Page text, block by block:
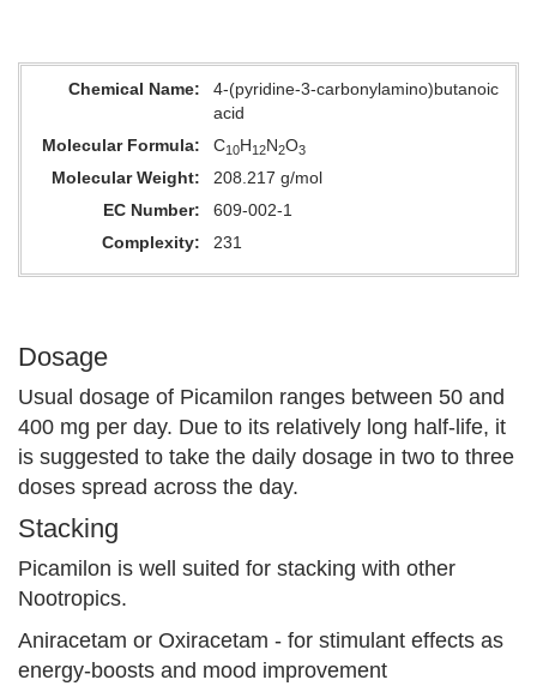
Chemical Name
4-(pyridine-3-carbonylamino)butanoic
acid
Molecular Formula
C10H12N2O3
Molecular Weight
208.217 g/mol
EC Number
609-002-1
Complexity
231
Dosage
Usual dosage of Picamilon ranges between 50 and
400 mg per day. Due to its relatively long half-life, it
is suggested to take the daily dosage in two to three
doses spread across the day.
Stacking
Picamilon is well suited for stacking with other
Nootropics.
Aniracetam or Oxiracetam - for stimulant effects as
energy-boosts and mood improvement